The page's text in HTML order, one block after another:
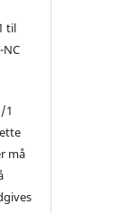
til
NC
1
må